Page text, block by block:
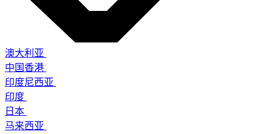
澳大利亚
中国香港
印度尼西亚
印度
日本
马来西亚